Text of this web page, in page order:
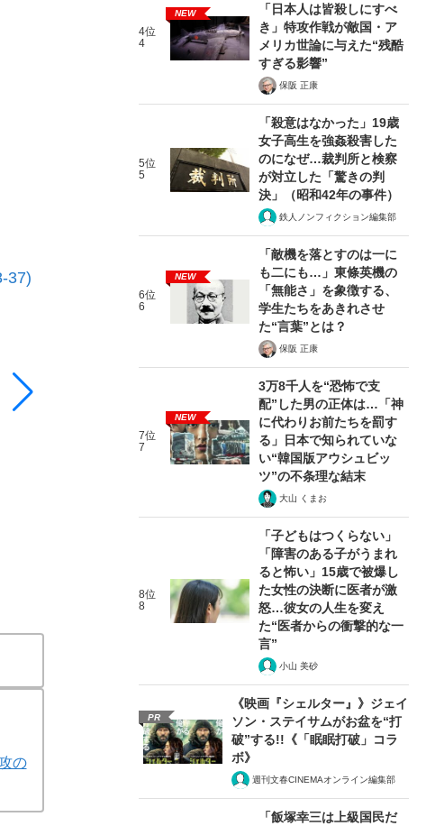
37)
の
4位
4
NEW
「日本人は皆殺しにすべ
き」特攻作戦が敵国・ア
メリカ世論に与えた“残酷
すぎる影響”
保阪 正康
5位
5
「殺意はなかった」19歳
女子高生を強姦殺害した
のになぜ…裁判所と検察
が対立した「驚きの判
決」（昭和42年の事件）
鉄人ノンフィクション編集部
6位
6
NEW
「敵機を落とすのは一に
も二にも…」東條英機の
「無能さ」を象徴する、
学生たちをあきれさせ
た“言葉”とは？
保阪 正康
7位
7
NEW
3万8千人を“恐怖で支
配”した男の正体は…「神
に代わりお前たちを罰す
る」日本で知られていな
い“韓国版アウシュビッ
ツ”の不条理な結末
大山 くまお
8位
8
「子どもはつくらない」
「障害のある子がうまれ
ると怖い」15歳で被爆し
た女性の決断に医者が激
怒…彼女の人生を変え
た“医者からの衝撃的な一
言”
小山 美砂
PR
《映画『シェルター』》ジェイ
ソン・ステイサムがお盆を“打
破”する!!《「眠眠打破」コラ
ボ》
週刊文春CINEMAオンライン編集部
「飯塚幸三は上級国民だ